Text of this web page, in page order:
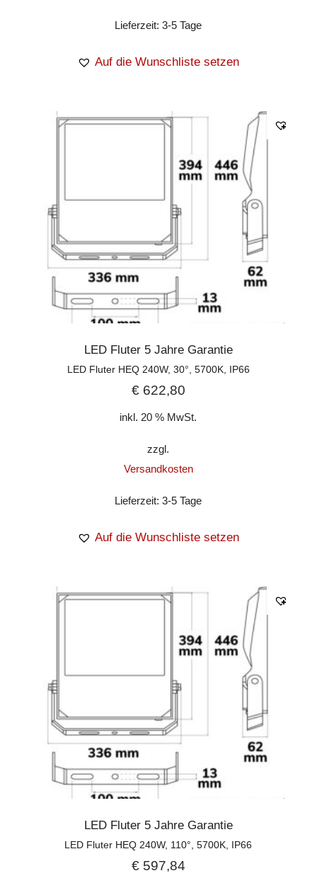
Lieferzeit:3-5 Tage
Auf die Wunschliste setzen
LED Fluter 5 Jahre Garantie
LED Fluter HEQ 240W, 30°, 5700K, IP66
€622,80
inkl. 20 % MwSt.
zzgl.
Versandkosten
Lieferzeit:3-5 Tage
Auf die Wunschliste setzen
LED Fluter 5 Jahre Garantie
LED Fluter HEQ 240W, 110°, 5700K, IP66
€597,84